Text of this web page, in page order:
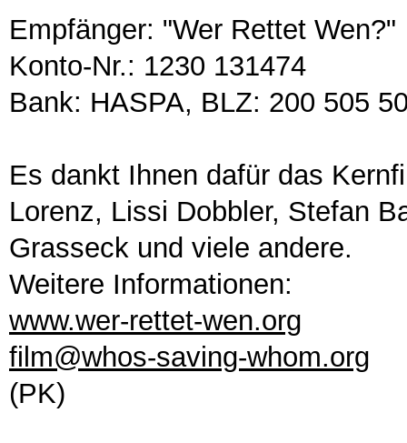
Empfänger: "Wer Rettet Wen?"
Konto-Nr.: 1230 131474
Bank: HASPA, BLZ: 200 505
Es dankt Ihnen dafür das
Lorenz, Lissi Dobbler, Stefan
Grasseck und viele andere.
Weitere Informationen:
www.wer-rettet-wen.org
film@whos-saving-whom.org
(PK)